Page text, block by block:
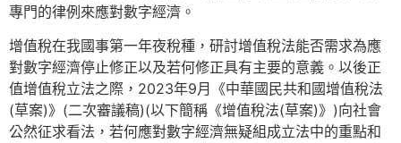
專門的律例來應對數字經濟。
增值稅在我國事第一年夜稅種，研討增值稅法能否需求為應
對數字經濟停止修正以及若何修正具有主要的意義。以後正
值增值稅立法之際，2023年9月《中華國民共和國增值稅法
(草案)》(二次審議稿)(以下簡稱《增值稅法(草案)》)向社會
公然征求看法，若何應對數字經濟無疑組成立法中的重點和